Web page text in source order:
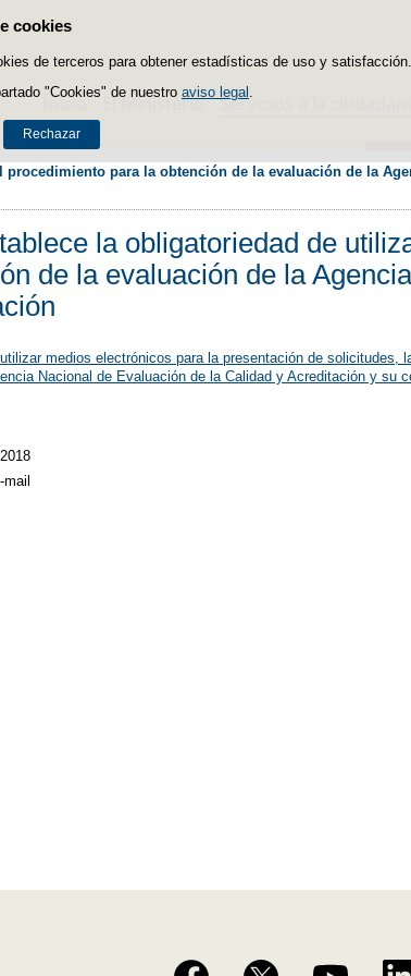
cookies
de terceros para obtener estadísticas de uso y satisfacción.
"Cookies" de nuestro aviso legal
Rechazar
Saltar al contenido
Inicio El Ministerio Servicios a la ciudadanía
para la obtención de la evaluación de la
la obligatoriedad de
de la evaluación de la
medios electrónicos para la presentación de solicitudes,
Nacional de Evaluación de la Calidad y Acreditación y su